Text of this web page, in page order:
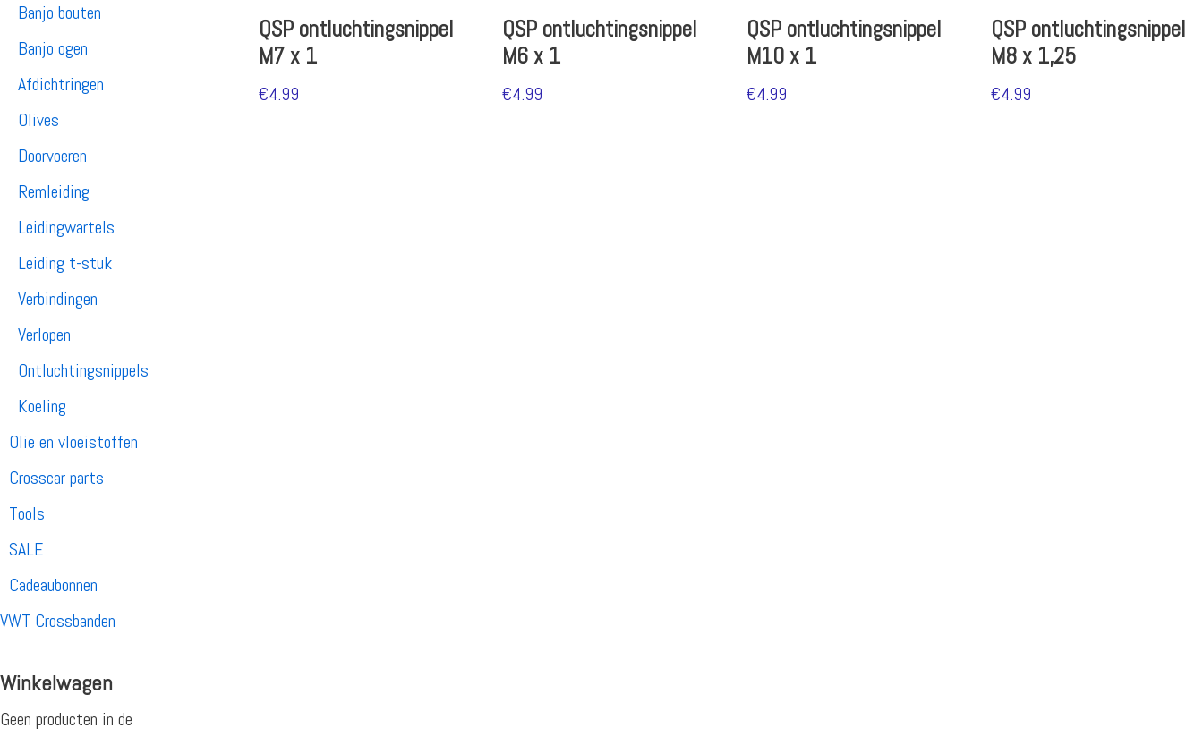
Banjo bouten
Banjo ogen
Afdichtringen
Olives
Doorvoeren
Remleiding
Leidingwartels
Leiding t-stuk
Verbindingen
Verlopen
Ontluchtingsnippels
Koeling
Olie en vloeistoffen
Crosscar parts
Tools
SALE
Cadeaubonnen
VWT Crossbanden
Winkelwagen
Geen producten in de
QSP ontluchtingsnippel
M7 x 1
€4.99
QSP ontluchtingsnippel
M6 x 1
€4.99
QSP ontluchtingsnippel
M10 x 1
€4.99
QSP ontluchtingsnippel
M8 x 1,25
€4.99